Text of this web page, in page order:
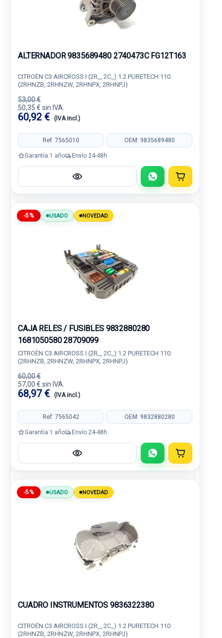
ALTERNADOR 9835689480 2740473C FG12T163
CITROËN C3 AIRCROSS I (2R_, 2C_) 1.2 PURETECH 110
(2RHNZB, 2RHNZW, 2RHNPX, 2RHNPJ)
53,00 €
50,35 € sin IVA.
60,92 € (IVA incl.)
Ref: 7565010 OEM: 9835689480
Garantía 1 año Envío 24-48h
-5% USADO NOVEDAD
CAJA RELES / FUSIBLES 9832880280
1681050580 28709099
CITROËN C3 AIRCROSS I (2R_, 2C_) 1.2 PURETECH 110
(2RHNZB, 2RHNZW, 2RHNPX, 2RHNPJ)
60,00 €
57,00 € sin IVA.
68,97 € (IVA incl.)
Ref: 7565042 OEM: 9832880280
Garantía 1 año Envío 24-48h
-5% USADO NOVEDAD
CUADRO INSTRUMENTOS 9836322380
CITROËN C3 AIRCROSS I (2R_, 2C_) 1.2 PURETECH 110
(2RHNZB, 2RHNZW, 2RHNPX, 2RHNPJ)